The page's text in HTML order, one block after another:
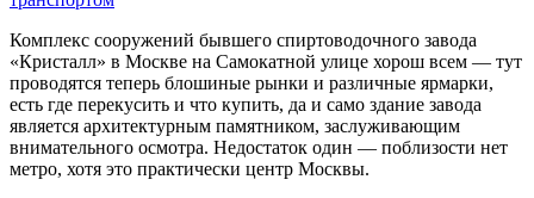
Комплекс сооружений бывшего спиртоводочного завода
«Кристалл» в Москве на Самокатной улице хорош всем — тут
проводятся теперь блошиные рынки и различные ярмарки,
есть где перекусить и что купить, да и само здание завода
является архитектурным памятником, заслуживающим
внимательного осмотра. Недостаток один — поблизости нет
метро, хотя это практически центр Москвы.